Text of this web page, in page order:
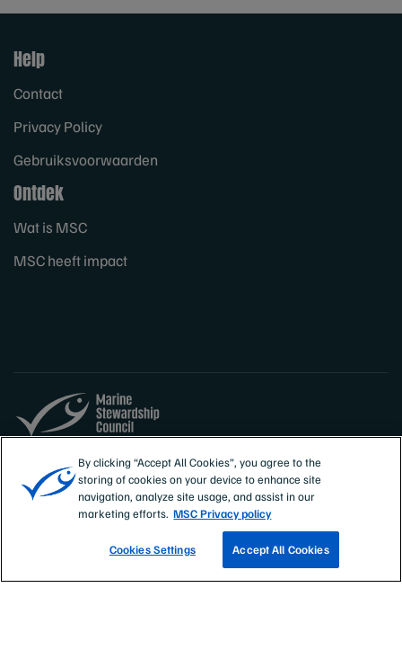
Help
Contact
Privacy Policy
Gebruiksvoorwaarden
Ontdek
Wat is MSC
MSC heeft impact
België
Nederlands (België)
By clicking “Accept All Cookies”, you agree to the
storing of cookies on your device to enhance site
navigation, analyze site usage, and assist in our
marketing efforts. MSC Privacy policy
Cookies Settings Accept All Cookies